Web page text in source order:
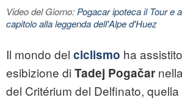
Video del Giorno:Pogacar ipoteca il Tour e
capitolo alla leggenda dell'Alpe d'Huez
Il mondo del ciclismo ha
esibizione di Tadej Pogačar
del Critérium del Delfinato, quella